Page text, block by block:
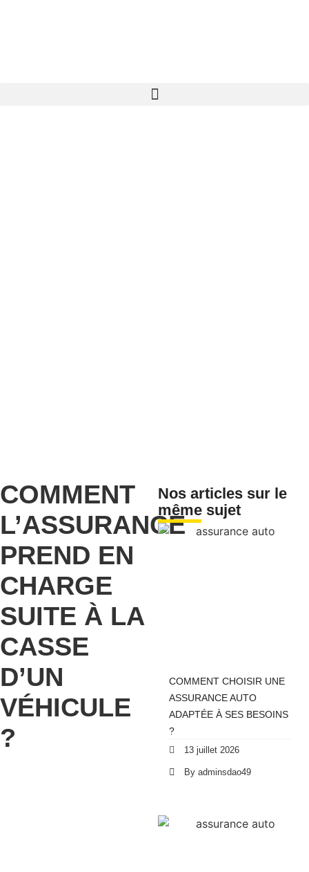
COMMENT
L’ASSURANCE
PREND EN
CHARGE
SUITE À LA
CASSE
D’UN
VÉHICULE
?
Nos articles sur le
même sujet
COMMENT CHOISIR UNE
ASSURANCE AUTO
ADAPTÉE À SES BESOINS
?
13 juillet 2026
By adminsdao49